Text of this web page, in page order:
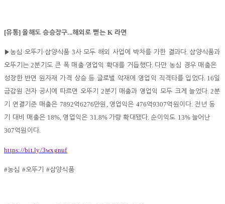
[유통]올해도 승승장구...해외로 뻗는K 라면
▶농심 ·오뚜기 ·삼양식품 3사 모두 해외 사업에 박차를 가한 결과다.삼양식품과
오뚜기는2분기도 큰 폭 매출·영업익 확대를 거듭했다. 다만 농심 경우 매출은
성장한 반면 원자재 가격 상승 등 글로벌 악재에 영업익 직격타를 입었다. 16일
금감원 전자 공시에 따르면 오뚜기 2분기 매출과 영업익 모두 크게 늘었다. 2분
기 연결기준 매출은 7892억6276만원 , 영업익은 476억9307억원이다. 전년 동
기 대비 매출은 18%, 영업익은 31.8% 가량 확대됐다.순이익도 13% 늘어난
307억원이다.
https://bit.ly/3wxgnuf
#농심 #오뚜기 #삼양식품